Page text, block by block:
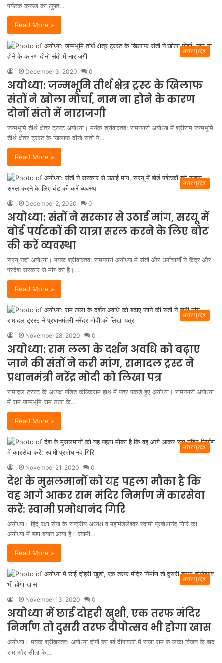
पर्यटक क्रूज का लुफ्त…
Read More »
उत्तर प्रदेश
December 3, 2020 0
अयोध्या: जन्मभूमि तीर्थ क्षेत्र ट्रस्ट के खिलाफ
संतों ने खोला मोर्चा, नाम ना होने के कारण
दोनों संतो में नाराजगी
जन्मभूमि तीर्थ क्षेत्र ट्रस्ट अयोध्या। मयंक श्रीवास्तव: रामनगरी अयोध्या में श्रीराम जन्मभूमि
तीर्थ क्षेत्र ट्रस्ट के खिलाफ दोंनो संतों ने…
Read More »
उत्तर प्रदेश
December 2, 2020 0
अयोध्या: संतों ने सरकार से उठाई मांग, सरयू में
बोर्ड पर्यटकों की यात्रा सरल करने के लिए बोट
की करें व्यवस्था
सरयू नदी अयोध्या। मयंक श्रीवास्तव: रामनगरी अयोध्या मे संतों और धर्माचार्यों ने केंद्र और
प्रदेश सरकार से मांग की है।…
Read More »
उत्तर प्रदेश
November 28, 2020 0
अयोध्या: राम लला के दर्शन अवधि को बढ़ाए
जाने की संतों ने करी मांग, रामादल ट्रस्ट ने
प्रधानमंत्री नरेंद्र मोदी को लिखा पत्र
रामादल ट्रस्ट के अध्यक्ष पंडित कल्किराम हाथ में पत्र पकडे हुए अयोध्या। रामनगरी अयोध्या
में राम जन्मभूमि राम लला के…
Read More »
उत्तर प्रदेश
November 21, 2020 0
देश के मुसलमानों को यह पहला मौका है कि
वह आगे आकर राम मंदिर निर्माण में कारसेवा
करें: स्वामी प्रमोधानंद गिरि
अयोध्या। हिंदू रक्षा सेना के राष्ट्रीय अध्यक्ष व महामंडलेश्वर स्वामी प्रबोधानंद गिरि का
अयोध्या में बड़ा बयान आया है। स्वामी…
Read More »
उत्तर प्रदेश
November 13, 2020 0
अयोध्या में छाई दोहरी खुशी, एक तरफ मंदिर
निर्माण तो दुसरी तरफ दीपोत्सव भी होगा खास
अयोध्या। मयंक श्रीवास्तव: अयोध्या दीपों का पर्व दीपावली में राजा राम के लंका विजय के बाद
राम और सीता के…